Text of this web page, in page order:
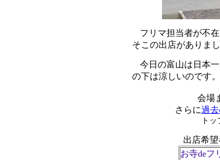
フリマ担当者が不
そこの出店がありま
今日の富山は日本
の下は涼しいのです
会場
さらに過
ト
出店希
お寺de